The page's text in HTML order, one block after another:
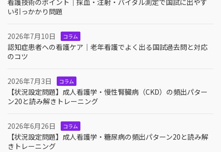
看護技術のポイント｜採血・注射・バイタル測定で国試に出やす
い引っかかり問題
2026年7月10日 コラム
認知症患者への看護ケア｜老年看護でよく出る国試過去問と対応
のコツ
2026年7月3日 コラム
【状況設定問題】成人看護学・慢性腎臓病（CKD）の頻出パター
ン20と読み解きトレーニング
2026年6月26日 コラム
【状況設定問題】成人看護学・糖尿病の頻出パターン20と読み解
きトレーニング